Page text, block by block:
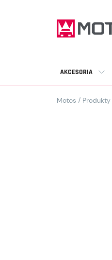
AKCESORIA
Motos / Produkty